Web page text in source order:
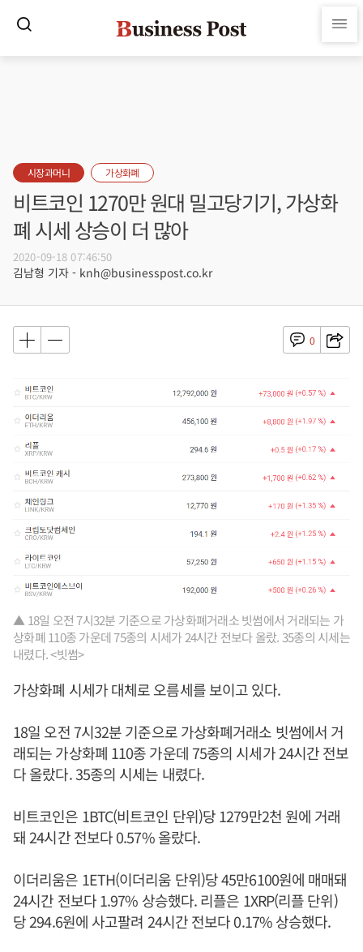
시장과머니 가상화폐
비트코인 1270만 원대 밀고당기기, 가상화
폐 시세 상승이 더 많아
2020-09-18 07:46:50
김남형 기자 - knh@businesspost.co.kr
0
▲ 18일 오전 7시32분 기준으로 가상화폐거래소 빗썸에서 거래되는 가
상화폐 110종 가운데 75종의 시세가 24시간 전보다 올랐. 35종의 시세는
내렸다. <빗썸>
가상화폐 시세가 대체로 오름세를 보이고 있다.
18일 오전 7시32분 기준으로 가상화폐거래소 빗썸에서 거
래되는 가상화폐 110종 가운데 75종의 시세가 24시간 전보
다 올랐다. 35종의 시세는 내렸다.
비트코인은 1BTC(비트코인 단위)당 1279만2천 원에 거래
돼 24시간 전보다 0.57% 올랐다.
이더리움은 1ETH(이더리움 단위)당 45만6100원에 매매돼
24시간 전보다 1.97% 상승했다. 리플은 1XRP(리플 단위)
당 294.6원에 사고팔려 24시간 전보다 0.17% 상승했다.